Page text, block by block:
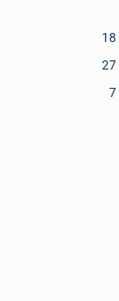
18
27
7